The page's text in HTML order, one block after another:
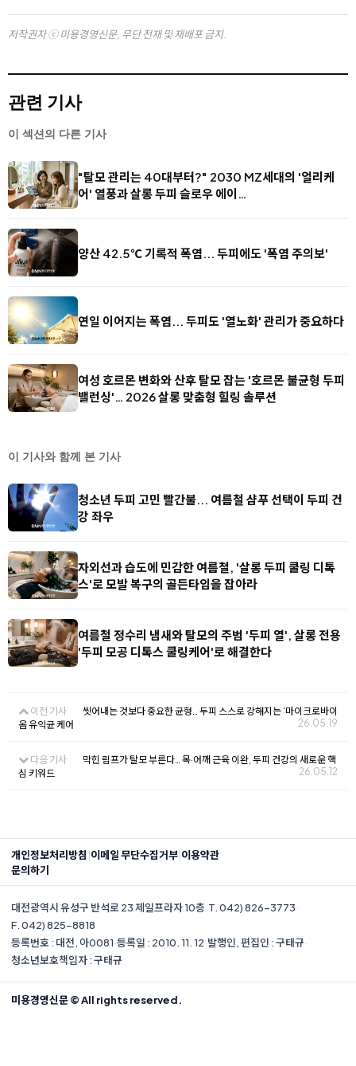
저작권자 ⓒ 미용경영신문, 무단 전재 및 재배포 금지.
관련 기사
이 섹션의 다른 기사
"탈모 관리는 40대부터?" 2030 MZ세대의 '얼리케
어' 열풍과 살롱 두피 슬로우 에이…
양산 42.5℃ 기록적 폭염... 두피에도 '폭염 주의보'
연일 이어지는 폭염... 두피도 '열노화' 관리가 중요하다
여성 호르몬 변화와 산후 탈모 잡는 '호르몬 불균형 두피
밸런싱'… 2026 살롱 맞춤형 힐링 솔루션
이 기사와 함께 본 기사
청소년 두피 고민 빨간불... 여름철 샴푸 선택이 두피 건
강 좌우
자외선과 습도에 민감한 여름철, '살롱 두피 쿨링 디톡
스'로 모발 복구의 골든타임을 잡아라
여름철 정수리 냄새와 탈모의 주범 '두피 열', 살롱 전용
'두피 모공 디톡스 쿨링케어'로 해결한다
이전 기사
씻어내는 것보다 중요한 균형… 두피 스스로 강해지는 ‘마이크로바이
옴 유익균 케어
26.05.19
다음 기사
막힌 림프가 탈모 부른다… 목·어깨 근육 이완, 두피 건강의 새로운 핵
심 키워드
26.05.12
개인정보처리방침 |이메일 무단수집거부|이용약관
문의하기
대전광역시 유성구 반석로 23 제일프라자 10층·T. 042) 826-3773·
F. 042) 825-8818
등록번호 : 대전, 아0081·등록일 : 2010. 11. 12·발행인, 편집인 : 구태규·
청소년보호책임자 : 구태규
미용경영신문 © All rights reserved.